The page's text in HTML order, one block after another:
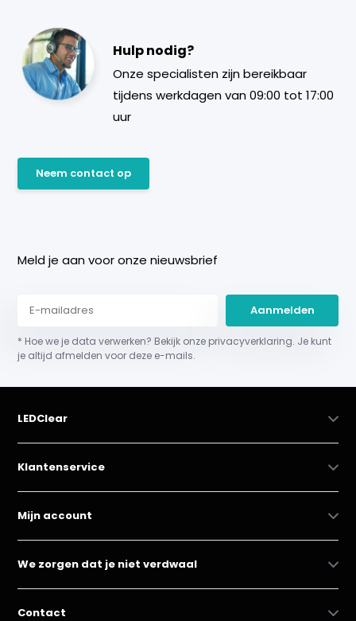
Hulp nodig?
Onze specialisten zijn bereikbaar
tijdens werkdagen van 09:00 tot 17:00
uur
Neem contact op
Meld je aan voor onze nieuwsbrief
Aanmelden
* Hoe we je data verwerken? Bekijk onze privacyverklaring. Je kunt
je altijd afmelden voor deze e-mails.
LEDClear
Klantenservice
Mijn account
We zorgen dat je niet verdwaal
Contact